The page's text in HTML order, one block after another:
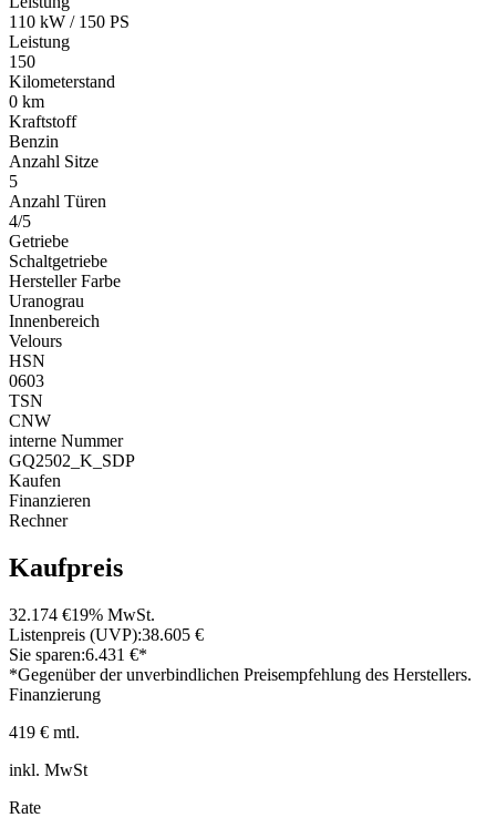
110 kW / 150 PS
Leistung
150
Kilometerstand
0 km
Kraftstoff
Benzin
Anzahl Sitze
5
Anzahl Türen
4/5
Getriebe
Schaltgetriebe
Hersteller Farbe
Uranograu
Innenbereich
Velours
HSN
0603
TSN
CNW
interne Nummer
GQ2502_K_SDP
Kaufen
Finanzieren
Rechner
Kaufpreis
32.174 €19% MwSt.
Listenpreis (UVP):38.605 €
Sie sparen:6.431 €*
*Gegenüber der unverbindlichen Preisempfehlung des Herstellers.
Finanzierung
419 € mtl.
inkl. MwSt
Rate